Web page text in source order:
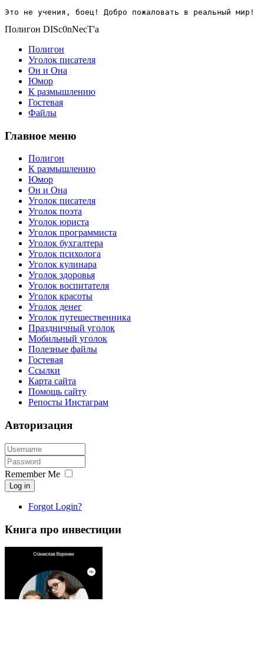
Это не учения, боец! Добро пожаловать в реальный мир!
Полигон DISc0nNecT'a
Полигон
Уголок писателя
Он и Она
Юмор
К размышлению
Гостевая
Файлы
Главное меню
Полигон
К размышлению
Юмор
Он и Она
Уголок писателя
Уголок поэта
Уголок юриста
Уголок программиста
Уголок бухгалтера
Уголок психолога
Уголок кулинара
Уголок здоровья
Уголок воспитателя
Уголок красоты
Уголок денег
Уголок путешественника
Праздничный уголок
Мобильный уголок
Полезные файлы
Гостевая
Ссылки
Карта сайта
Помощь сайту
Репосты Инстаграм
Авторизация
Remember Me
Log in
Forgot Login?
Книга про инвестиции